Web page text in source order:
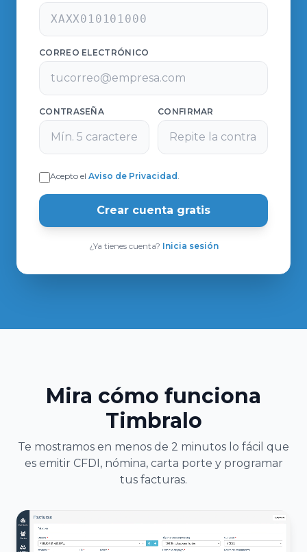
CORREO ELECTRÓNICO
CONTRASEÑA CONFIRMAR
Acepto el Aviso de Privacidad.
Crear cuenta gratis
¿Ya tienes cuenta? Inicia sesión
Mira cómo funciona
Timbralo
Te mostramos en menos de 2 minutos lo fácil que
es emitir CFDI, nómina, carta porte y programar
tus facturas.